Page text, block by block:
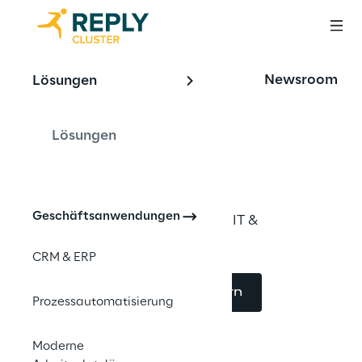
Lösungen
Lösungen
Geschäftsanwendungen
CRM & ERP
Prozessautomatisierung
Moderne
Newsroom
Build & Automate
Hackathon
Unser Enablement-Format für IT &
Jetzt Beratung anfordern